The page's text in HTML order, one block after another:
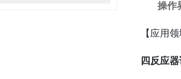
操作
【应用
四反应